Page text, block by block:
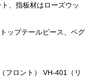
、指板材はローズウッ
ップテールピース、ペグ
フロント） VH-401（リ